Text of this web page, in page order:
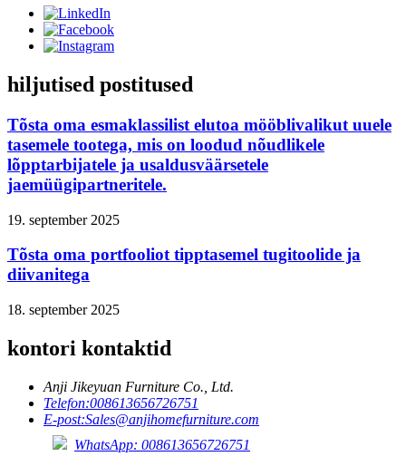
hiljutised postitused
Tõsta oma esmaklassilist elutoa mööblivalikut uuele
tasemele tootega, mis on loodud nõudlikele
lõpptarbijatele ja usaldusväärsetele
jaemüügipartneritele.
19. september 2025
Tõsta oma portfooliot tipptasemel tugitoolide ja
diivanitega
18. september 2025
kontori kontaktid
Anji Jikeyuan Furniture Co., Ltd.
Telefon:008613656726751
E-post:Sales@anjihomefurniture.com
WhatsApp: 008613656726751